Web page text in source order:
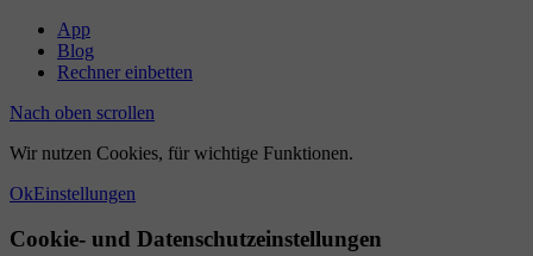
App
Blog
Rechner einbetten
Nach oben scrollen
Wir nutzen Cookies, für wichtige Funktionen.
OkEinstellungen
Cookie- und Datenschutzeinstellungen